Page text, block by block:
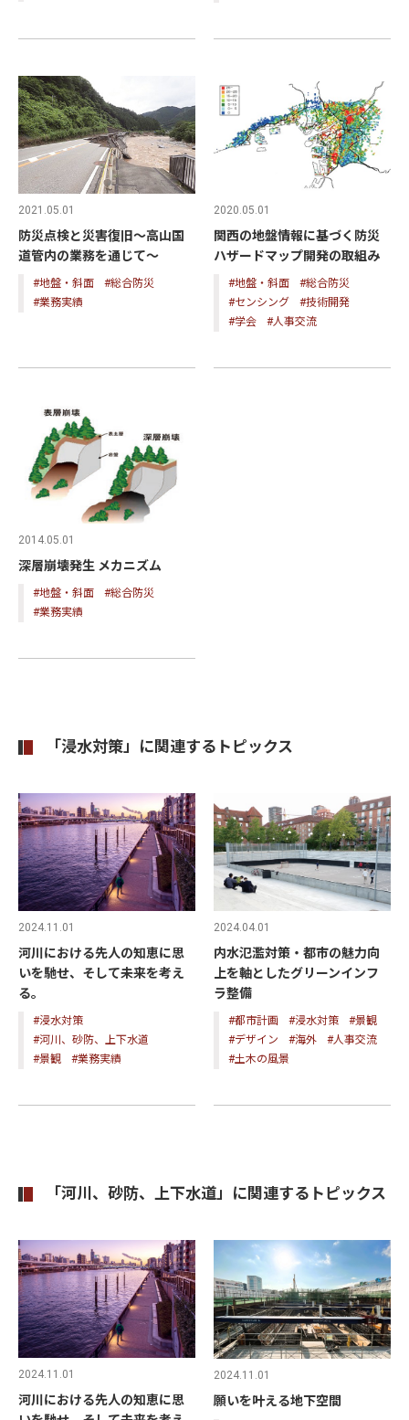
2021.05.01
防災点検と災害復旧～高山国
道管内の業務を通じて～
#地盤・斜面
#総合防災
#業務実績
2020.05.01
関西の地盤情報に基づく防災
ハザードマップ開発の取組み
#地盤・斜面
#総合防災
#センシング
#技術開発
#学会
#人事交流
2014.05.01
深層崩壊発生 メカニズム
#地盤・斜面
#総合防災
#業務実績
「浸水対策」に関連するトピックス
2024.11.01
河川における先人の知恵に思
いを馳せ、そして未来を考え
る。
#浸水対策
#河川、砂防、上下水道
#景観
#業務実績
2024.04.01
内水氾濫対策・都市の魅力向
上を軸としたグリーンインフ
ラ整備
#都市計画 #浸水対策
#景観
#デザイン
#海外
#人事交流
#土木の風景
「河川、砂防、上下水道」に関連するトピックス
2024.11.01
河川における先人の知恵に思
2024.11.01
願いを叶える地下空間